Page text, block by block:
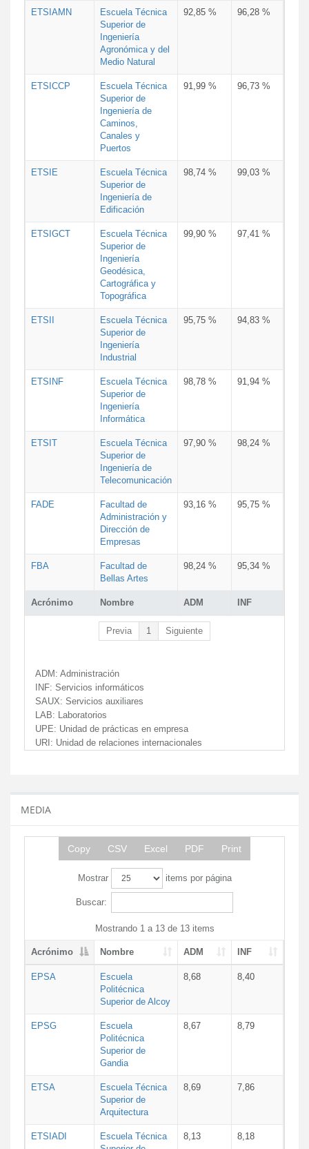
Acrónimo Nombre ADM INF
ETSIAMN
Escuela Técnica
Superior de
Ingeniería
Agronómica y del
Medio Natural
92,85 % 96,28 %
ETSICCP
Escuela Técnica
Superior de
Ingeniería de
Caminos,
Canales y
Puertos
91,99 % 96,73 %
ETSIE
Escuela Técnica
Superior de
Ingeniería de
Edificación
98,74 % 99,03 %
ETSIGCT
Escuela Técnica
Superior de
Ingeniería
Geodésica,
Cartográfica y
Topográfica
99,90 % 97,41 %
ETSII
Escuela Técnica
Superior de
Ingeniería
Industrial
95,75 % 94,83 %
ETSINF
Escuela Técnica
Superior de
Ingeniería
Informática
98,78 % 91,94 %
ETSIT
Escuela Técnica
Superior de
Ingeniería de
Telecomunicación
97,90 % 98,24 %
FADE
Facultad de
Administración y
Dirección de
Empresas
93,16 % 95,75 %
FBA
Facultad de
Bellas Artes
98,24 % 95,34 %
Previa 1 Siguiente
ADM: Administración
INF: Servicios informáticos
SAUX: Servicios auxiliares
LAB: Laboratorios
UPE: Unidad de prácticas en empresa
URI: Unidad de relaciones internacionales
MEDIA
Copy CSV Excel PDF Print
Mostrar items por página
Buscar:
Mostrando 1 a 13 de 13 items
Acrónimo Nombre ADM INF
EPSA
Escuela
Politécnica
Superior de Alcoy
8,68 8,40
EPSG
Escuela
Politécnica
Superior de
Gandia
8,67 8,79
ETSA
Escuela Técnica
Superior de
Arquitectura
8,69 7,86
ETSIADI
Escuela Técnica
8,13 8,18